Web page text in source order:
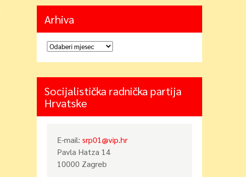
Arhiva
Arhiva
Socijalistička radnička partija
Hrvatske
E-mail:srp01@vip.hr
Pavla Hatza 14
10000 Zagreb